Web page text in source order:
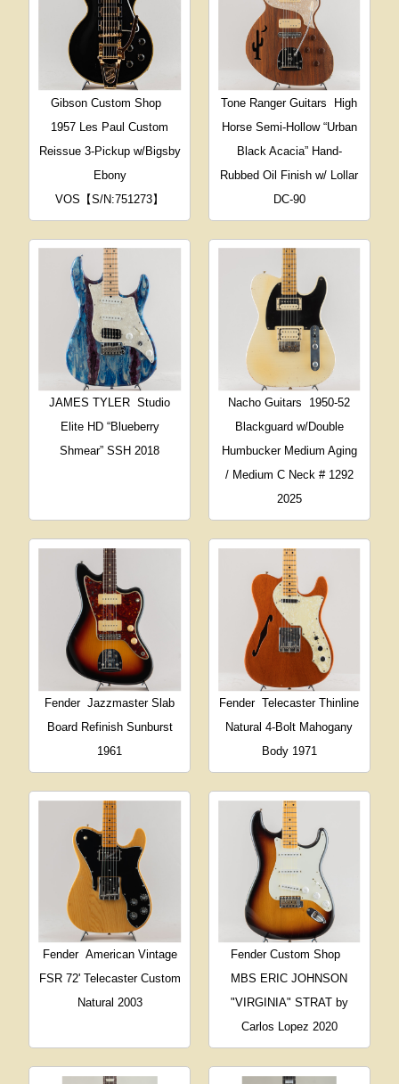
Gibson Custom Shop
1957 Les Paul Custom
Reissue 3-Pickup w/Bigsby
Ebony
VOS【S/N:751273】
Tone Ranger Guitars
High
Horse Semi-Hollow “Urban
Black Acacia” Hand-
Rubbed Oil Finish w/ Lollar
DC-90
JAMES TYLER Studio
Elite HD “Blueberry
Shmear” SSH 2018
Nacho Guitars
1950-52
Blackguard w/Double
Humbucker Medium Aging
/ Medium C Neck # 1292
2025
Fender Jazzmaster Slab
Board Refinish Sunburst
1961
Fender Telecaster Thinline
Natural 4-Bolt Mahogany
Body 1971
Fender American Vintage
FSR 72' Telecaster Custom
Natural 2003
Fender Custom Shop
MBS ERIC JOHNSON
"VIRGINIA" STRAT by
Carlos Lopez 2020